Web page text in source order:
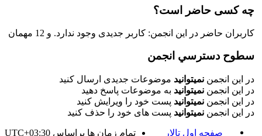
چه کسی حاضر است؟
کاربران حاضر در این انجمن: کاربر جدیدی وجود ندارد. و 12 مهمان
سطوح دسترسي انجمن
در این انجمن نمیتوانید موضوعات جدیدی ارسال کنید
در این انجمن نمیتوانید به موضوعات پاسخ دهید
در این انجمن نمیتوانید پست خود را ویرایش کنید
در این انجمن نمیتوانید پست های خود را حذف کنید
صفحه اول تالار تمام زمان ها براساس UTC+03:30